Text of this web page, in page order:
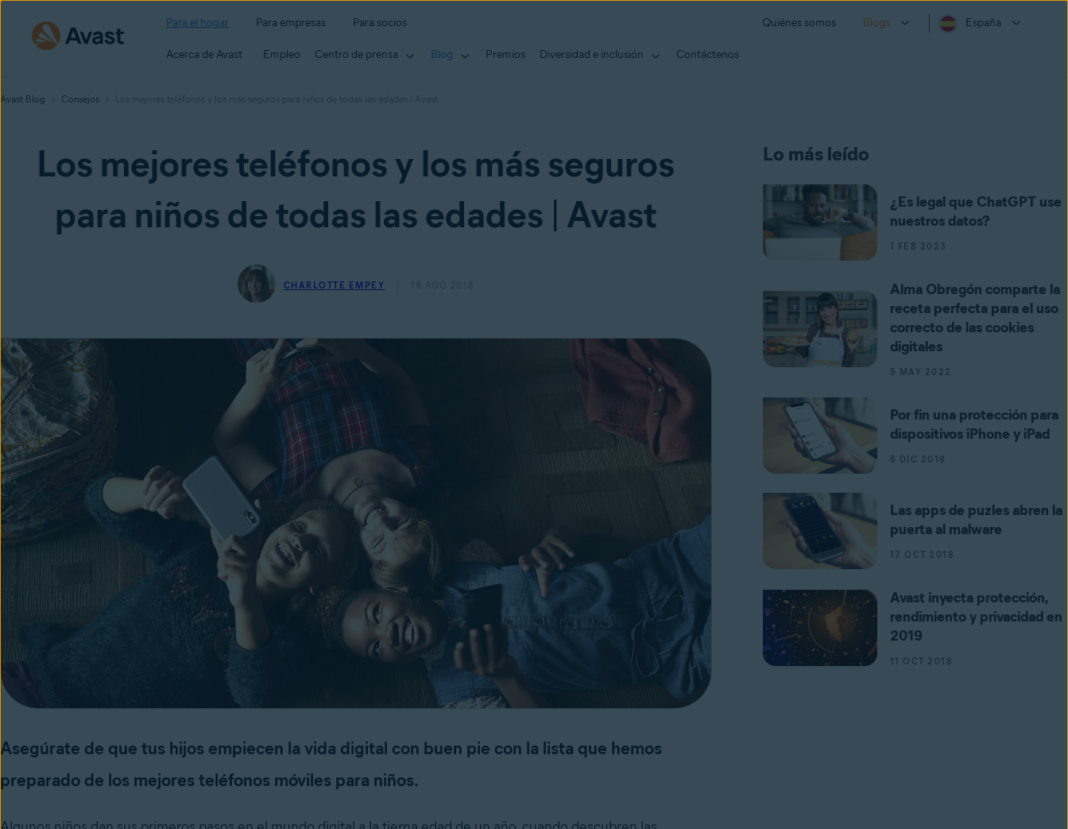
Para el hogar Para empresas Para socios Quiénes somos Blogs España
Acerca de Avast Empleo Centro de prensa Blog Premios Diversidad e inclusión Contáctenos
Avast Blog Consejos Los mejores teléfonos y los más seguros para niños de todas las edades | Avast
Los mejores teléfonos y los más seguros
para niños de todas las edades | Avast
CHARLOTTE EMPEY 16 AGO 2018
Asegúrate de que tus hijos empiecen la vida digital con buen pie con la lista que hemos
preparado de los mejores teléfonos móviles para niños.
Lo más leído
¿Es legal que ChatGPT use
nuestros datos?
1 FEB 2023
Alma Obregón comparte la
receta perfecta para el uso
correcto de las cookies
digitales
5 MAY 2022
Por fin una protección para
dispositivos iPhone y iPad
6 DIC 2018
Las apps de puzles abren la
puerta al malware
17 OCT 2018
Avast inyecta protección,
rendimiento y privacidad en
2019
11 OCT 2018